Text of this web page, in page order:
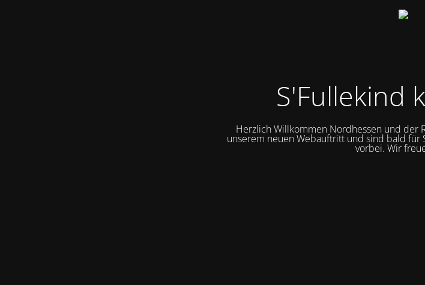
S'Fullekind
Herzlich Willkommen Nordhessen und der
unserem neuen Webauftritt und sind bald für
vorbei. Wir